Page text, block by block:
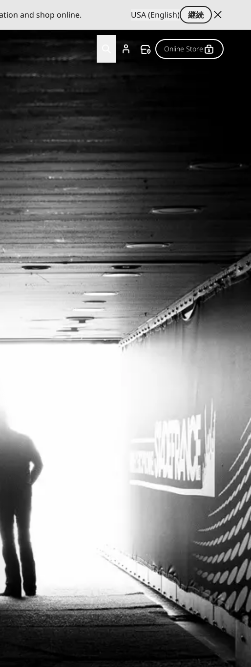
and shop online. USA (English)
継続
Online Store